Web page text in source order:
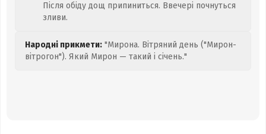
Після обіду дощ припиниться. Ввечері почнуться
зливи.
Народні прикмети: "Мирона. Вітряний день ("Мирон-
вітрогон"). Який Мирон — такий і січень."